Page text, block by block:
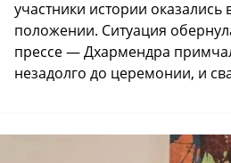
участники истории
положении. Ситуация
прессе — Дхармендра
незадолго до церемонии, и